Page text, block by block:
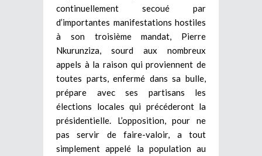
continuellement secoué par
d’importantes manifestations hostiles
à son troisième mandat, Pierre
Nkurunziza, sourd aux nombreux
appels à la raison qui proviennent de
toutes parts, enfermé dans sa bulle,
prépare avec ses partisans les
élections locales qui précéderont la
présidentielle. L’opposition, pour ne
pas servir de faire-valoir, a tout
simplement appelé la population au